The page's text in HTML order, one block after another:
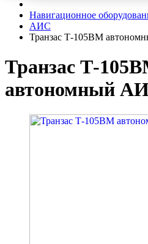
Навигационное
АИС
Транзас Т-105ВМ
Транзас Т-
автономный